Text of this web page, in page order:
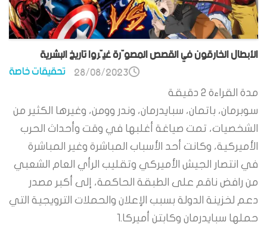
الأبطال الخارقون في القصص المصوّرة غيّروا تاريخ البشرية
تحقيقات خاصة 28/08/2023
مدة القراءة 2 دقيقة
سوبرمان، باتمان، سبايدرمان، وندر وومن، وغيرها الكثير من
الشخصيات، تمت صياغة أغلبها في وقت وأحداث الحرب
الأميركية، وكانت أحد الأسباب المباشرة وغير المباشرة
في انتصار الجيش الأميركي وتقليب الرأي العام الشعبي
من رافض ناقم على الطبقة الحاكمة، إلى أكبر مصدر
دعم لخزينة الدولة بسبب الإعلان والحملات الترويجية التي
حملها سبايدرمان وكابتن أميركا.1